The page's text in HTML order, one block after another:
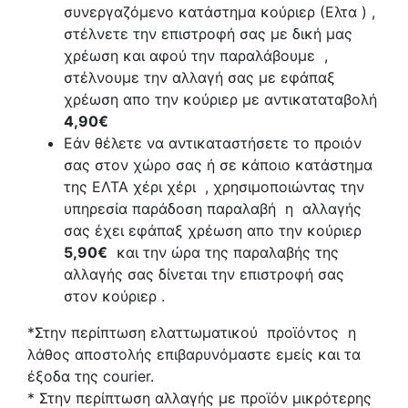
συνεργαζόμενο κατάστημα κούριερ (Ελτα ) ,
στέλνετε την επιστροφή σας με δική μας
χρέωση και αφού την παραλάβουμε ,
στέλνουμε την αλλαγή σας με εφάπαξ
χρέωση απο την κούριερ με αντικαταταβολή
4,90€
Εάν θέλετε να αντικαταστήσετε το προιόν
σας στον χώρο σας ή σε κάποιο κατάστημα
της ΕΛΤΑ χέρι χέρι , χρησιμοποιώντας την
υπηρεσία παράδοση παραλαβή η αλλαγής
σας έχει εφάπαξ χρέωση απο την κούριερ
5,90€ και την ώρα της παραλαβής της
αλλαγής σας δίνεται την επιστροφή σας
στον κούριερ .
*Στην περίπτωση ελαττωματικού προϊόντος η
λάθος αποστολής επιβαρυνόμαστε εμείς και τα
έξοδα της courier.
* Στην περίπτωση αλλαγής με προϊόν μικρότερης